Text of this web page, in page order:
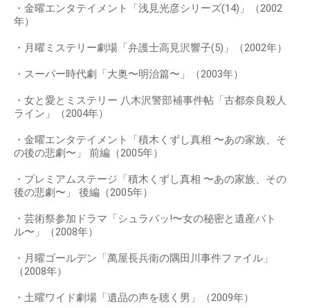
・金曜エンタテイメント「浅見光彦シリーズ(14)」（2002
年）
・月曜ミステリー劇場「弁護士高見沢響子(5)」（2002年）
・スーパー時代劇「大奥〜明治篇〜」（2003年）
・女と愛とミステリー 八木沢警部補事件帖「古都奈良殺人
ライン」（2004年）
・金曜エンタテイメント「積木くずし真相 〜あの家族、そ
の後の悲劇〜」 前編（2005年）
・プレミアムステージ「積木くずし真相 〜あの家族、その
後の悲劇〜」 後編（2005年）
・芸術祭参加ドラマ「シュラバッ!〜女の秘密と遺産バト
ル〜」（2008年）
・月曜ゴールデン「萬屋長兵衛の隅田川事件ファイル」
（2008年）
・土曜ワイド劇場「遺品の声を聴く男」（2009年）